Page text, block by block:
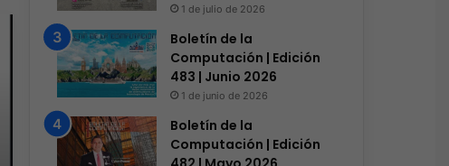
1 de julio de 2026
Boletín de la
Computación | Edición
483 | Junio 2026
1 de junio de 2026
Boletín de la
Computación | Edición